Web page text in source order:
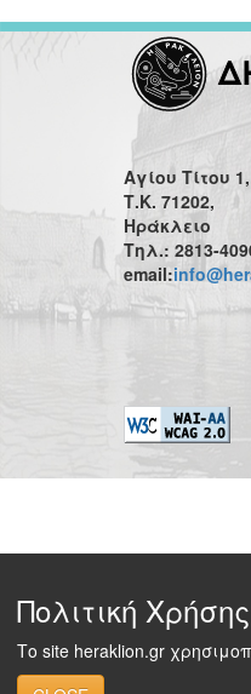
Αγίου Τίτου 1,
Τ.Κ. 71202,
Ηράκλειο
Τηλ.: 2813-
email:
Πολιτική
Το site heraklion.gr